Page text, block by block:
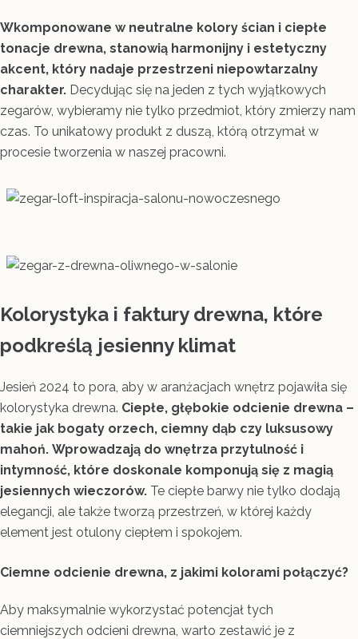
Wkomponowane w neutralne kolory ścian i ciepłe
tonacje drewna, stanowią harmonijny i estetyczny
akcent, który nadaje przestrzeni niepowtarzalny
charakter. Decydując się na jeden z tych wyjątkowych
zegarów, wybieramy nie tylko przedmiot, który zmierzy nam
czas. To unikatowy produkt z duszą, którą otrzymał w
procesie tworzenia w naszej pracowni.
Kolorystyka i faktury drewna, które
podkreślą jesienny klimat
Jesień 2024 to pora, aby w aranżacjach wnętrz pojawiła się
kolorystyka drewna. Ciepłe, głębokie odcienie drewna –
takie jak bogaty orzech, ciemny dąb czy luksusowy
mahoń. Wprowadzają do wnętrza przytulność i
intymność, które doskonale komponują się z magią
jesiennych wieczorów. Te ciepłe barwy nie tylko dodają
elegancji, ale także tworzą przestrzeń, w której każdy
element jest otulony ciepłem i spokojem.
Ciemne odcienie drewna, z jakimi kolorami połączyć?
Aby maksymalnie wykorzystać potencjał tych
ciemniejszych odcieni drewna, warto zestawić je z